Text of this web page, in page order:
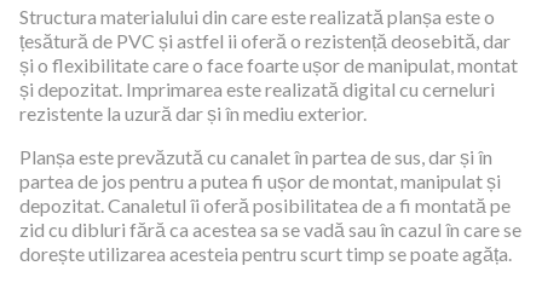
Structura materialului din care este realizată planșa este o
țesătură de PVC și astfel ii oferă o rezistență deosebită, dar
și o flexibilitate care o face foarte ușor de manipulat, montat
și depozitat. Imprimarea este realizată digital cu cerneluri
rezistente la uzură dar și în mediu exterior.
Planșa este prevăzută cu canalet în partea de sus, dar și în
partea de jos pentru a putea fi ușor de montat, manipulat și
depozitat. Canaletul îi oferă posibilitatea de a fi montată pe
zid cu dibluri fără ca acestea sa se vadă sau în cazul în care se
dorește utilizarea acesteia pentru scurt timp se poate agăța.